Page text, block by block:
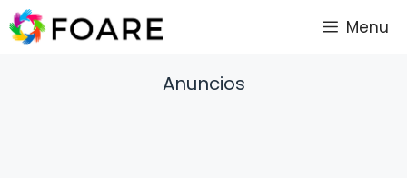
Saltar
al
Menu
Anuncios